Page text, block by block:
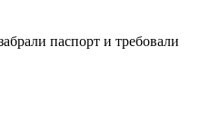
паспорт и требовали